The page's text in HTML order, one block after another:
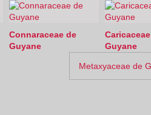
Connaraceae de
Guyane
Guyane
Metaxyaceae de